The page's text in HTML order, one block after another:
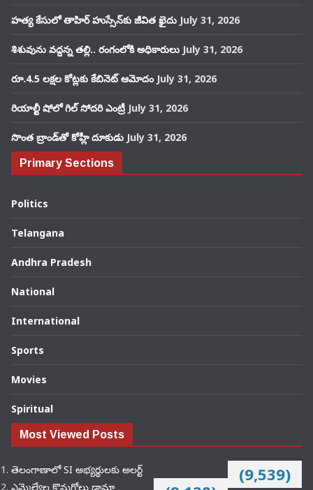
హత్య కేసులో తాహిర్ హుస్సేన్‌కు జీవిత ఖైదు July 31, 2026
శిశువును వద్దన్న తల్లి.. రంగంలోకి అధికారులు July 31, 2026
రూ.4.5 లక్షల కోట్లకు కేబినెట్ ఆమోదం July 31, 2026
రియాల్టీ షోలో గిల్ సోదరి ఎంట్రీ July 31, 2026
సొంత బ్రాండ్‌తో కోహ్లీ దూకుడు July 31, 2026
Primary Sections
Politics
Telangana
Andhra Pradesh
National
International
Sports
Movies
Spiritual
Most Viewed Posts
తెలంగాణాలో SI అభ్యర్థులకు అలర్ట్ (9,539)
ఎమ్మెల్యేల కొనుగోలు డ్రామా